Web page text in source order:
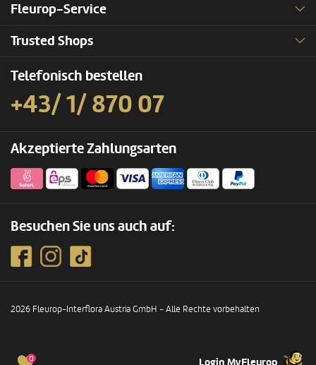
0 Login MyFleurop
Fleurop-Service
Trusted Shops
Telefonisch bestellen
+43/ 1/ 870 07
Akzeptierte Zahlungsarten
Besuchen Sie uns auch auf:
2026 Fleurop-Interflora Austria GmbH - Alle Rechte vorbehalten